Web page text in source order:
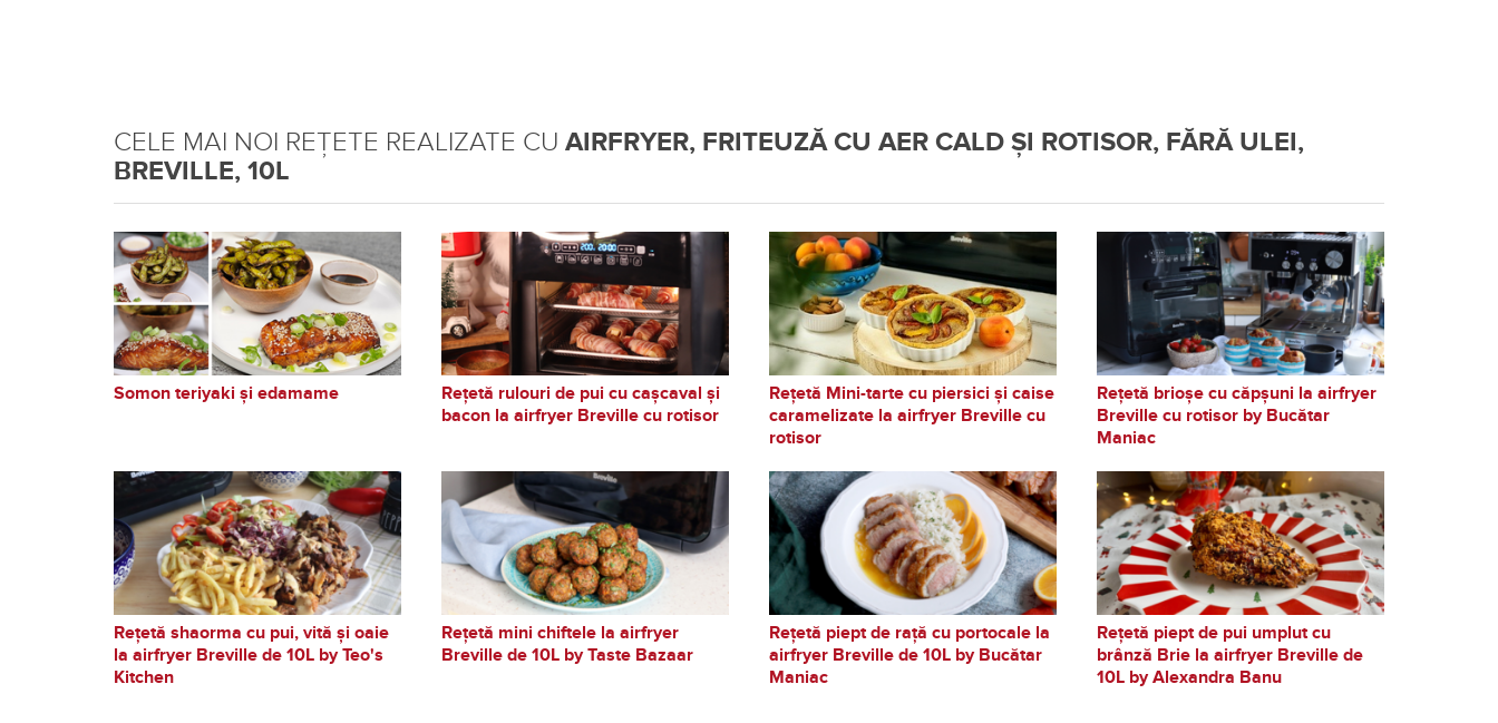
CELE MAI NOI REȚETE REALIZATE CU AIRFRYER, FRITEUZĂ CU AER CALD ȘI ROTISOR, FĂRĂ ULEI,
BREVILLE, 10L
Somon teriyaki și edamame
Rețetă rulouri de pui cu cașcaval și
bacon la airfryer Breville cu rotisor
Rețetă Mini-tarte cu piersici și caise
caramelizate la airfryer Breville cu
rotisor
Rețetă brioșe cu căpșuni la airfryer
Breville cu rotisor by Bucătar
Maniac
Rețetă shaorma cu pui, vită și oaie
la airfryer Breville de 10L by Teo's
Kitchen
Rețetă mini chiftele la airfryer
Breville de 10L by Taste Bazaar
Rețetă piept de rață cu portocale la
airfryer Breville de 10L by Bucătar
Maniac
Rețetă piept de pui umplut cu
brânză Brie la airfryer Breville de
10L by Alexandra Banu